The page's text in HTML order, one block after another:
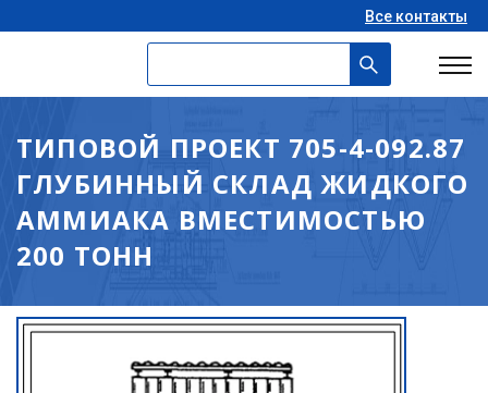
Все контакты
ТИПОВОЙ ПРОЕКТ 705-4-092.87
ГЛУБИННЫЙ СКЛАД ЖИДКОГО
АММИАКА ВМЕСТИМОСТЬЮ
200 ТОНН